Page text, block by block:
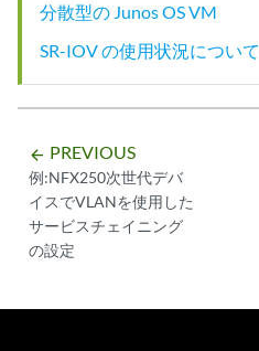
分散型の Junos OS VM
SR-IOV の使用状況について
arrow_backward PREVIOUS
例:NFX250次世代デバ
イスでVLANを使用した
サービスチェイニング
の設定